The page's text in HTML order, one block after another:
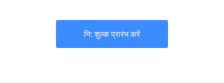
नि: शुल्क प्रारंभ करें